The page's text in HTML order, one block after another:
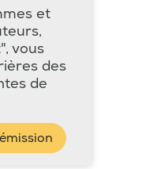
et
vous
des
de